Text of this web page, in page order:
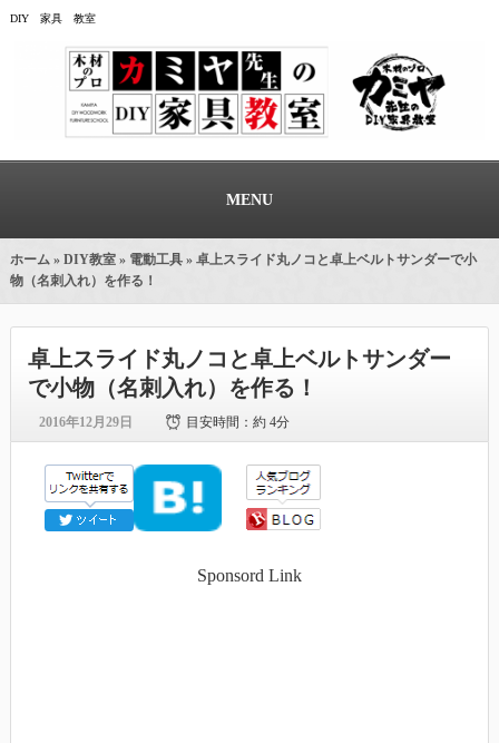
DIY 家具 教室
MENU
ホーム » DIY教室» 電動工具» 卓上スライド丸ノコと卓上ベルトサンダーで小
物（名刺入れ）を作る！
卓上スライド丸ノコと卓上ベルトサンダー
で小物（名刺入れ）を作る！
2016年12月29日 目安時間：約 4分
Sponsord Link